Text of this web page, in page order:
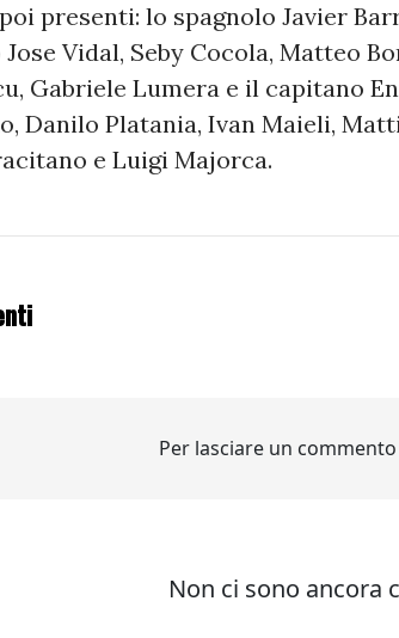
presenti: lo spagnolo Javier
Vidal, Seby Cocola, Matteo
Gabriele Lumera e il capitano
Danilo Platania, Ivan Maieli,
e Luigi Majorca.